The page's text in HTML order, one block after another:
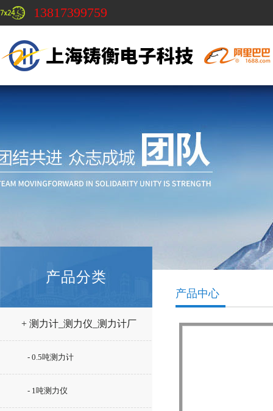
13817399759
产品分类
+ 测力计_测力仪_测力计厂
- 0.5吨测力计
- 1吨测力仪
产品中心